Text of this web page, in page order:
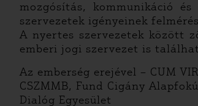
mozgósítás, kommunikáció
szervezetek igényeinek
A nyertes szervezetek között
emberi jogi szervezet is
Az emberség erejével – CUM
CSZMMB, Fund Cigány
Dialóg Egyesület